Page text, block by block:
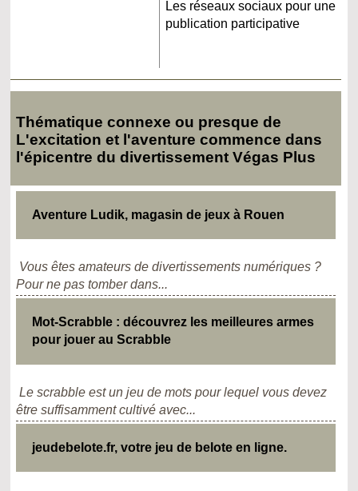
Les réseaux sociaux pour une
publication participative
Thématique connexe ou presque de
L'excitation et l'aventure commence dans
l'épicentre du divertissement Végas Plus
Aventure Ludik, magasin de jeux à Rouen
Vous êtes amateurs de divertissements numériques ?
Pour ne pas tomber dans...
Mot-Scrabble : découvrez les meilleures armes
pour jouer au Scrabble
Le scrabble est un jeu de mots pour lequel vous devez
être suffisamment cultivé avec...
jeudebelote.fr, votre jeu de belote en ligne.